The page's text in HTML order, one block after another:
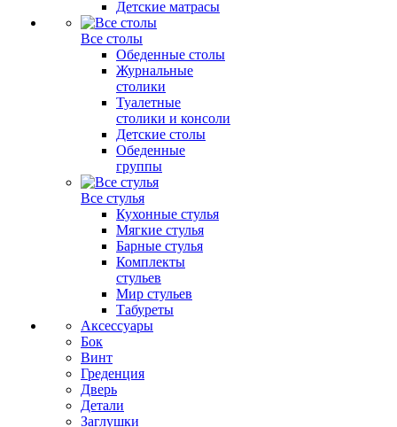
Детские матрасы
Все столы
Обеденные столы
Журнальные
столики
Туалетные
столики и консоли
Детские столы
Обеденные
группы
Все стулья
Кухонные стулья
Мягкие стулья
Барные стулья
Комплекты
стульев
Мир стульев
Табуреты
Аксессуары
Бок
Винт
Греденция
Дверь
Детали
Заглушки